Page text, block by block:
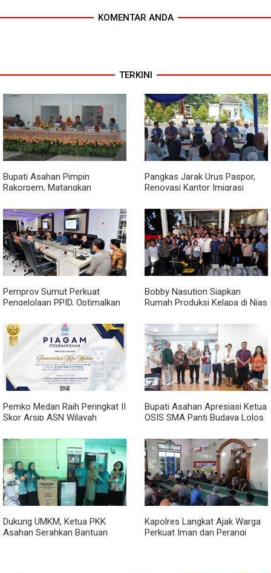
KOMENTAR ANDA
TERKINI
Bupati Asahan Pimpin
Rakorpem, Matangkan
Efisiensi Anggaran 2027
Pangkas Jarak Urus Paspor,
Renovasi Kantor Imigrasi
Pemprov Sumut Perkuat
Pengelolaan PPID, Optimalkan
Nomor 2 Tahun 2026
Bobby Nasution Siapkan
Rumah Produksi Kelapa di Nias
Pemko Medan Raih Peringkat II
Skor Arsip ASN Wilayah
Bupati Asahan Apresiasi Ketua
OSIS SMA Panti Budaya Lolos
Nasional
Dukung UMKM, Ketua PKK
Asahan Serahkan Bantuan
Kapolres Langkat Ajak Warga
Perkuat Iman dan Perangi